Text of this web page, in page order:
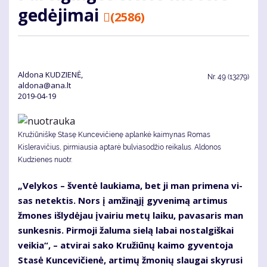
ge­dė­ji­mai
(2586)
Aldona KUDZIENĖ,
aldona@ana.lt
2019-04-19
Nr. 49 (13279)
Kružiūniškę Stasę Kuncevičienę aplankė kaimynas Romas
Kisleravičius, pirmiausia aptarė bulviasodžio reikalus. Aldonos
Kudzienes nuotr.
„Ve­ly­kos – šven­tė lau­kia­ma, bet ji man pri­me­na vi­
sas ne­tek­tis. Nors į am­ži­ną­jį gy­ve­ni­mą ar­ti­mus
žmo­nes iš­ly­dė­jau įvai­riu me­tų lai­ku, pa­va­sa­ris man
sun­kes­nis. Pir­mo­ji ža­lu­ma sie­lą la­bai nos­tal­giš­kai
vei­kia“, – at­vi­rai sa­ko Kru­žiū­nų kai­mo gy­ven­to­ja
Sta­sė Kun­ce­vi­čie­nė, ar­ti­mų žmo­nių slau­gai sky­ru­si